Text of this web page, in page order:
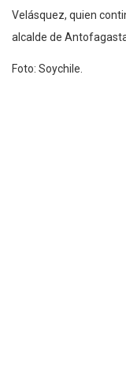
Velásquez, quien
alcalde de
Foto: Soychile.